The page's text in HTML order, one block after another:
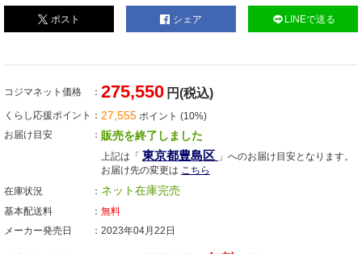
ポスト シェア LINEで送る
コジマネット価格 275,550 円(税込)
くらし応援ポイント 27,555 ポイント (10%)
お届け目安
販売を終了しました
上記は「 東京都豊島区 」へのお届け目安となります。
お届け先の変更は こちら
在庫状況
ネット在庫完売
基本配送料
無料
メーカー発売日
2023年04月22日